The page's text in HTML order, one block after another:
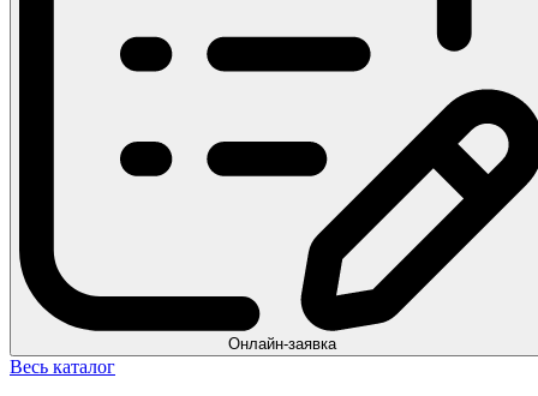
Онлайн-заявка
Весь каталог